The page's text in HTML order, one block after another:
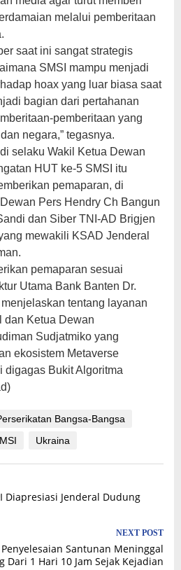
melalui pemberitaan
saat ini sangat strategis
SMSI mampu menjadi
hoax yang luar biasa saat
bagian dari pertahanan
pemberitaan yang
negara,” tegasnya.
selaku Wakil Ketua Dewan
HUT ke-5 SMSI itu
pemaparan, di
Pers Hendry Ch Bangun
dan Siber TNI-AD Brigjen
mewakili KSAD Jenderal
pemaparan sesuai
Utama Bank Banten Dr.
tentang layanan
dan Ketua Dewan
Sudjatmiko yang
ekosistem Metaverse
digagas Bukit Algoritma
Bangsa-Bangsa
Ukraina
Diapresiasi Jenderal Dudung
NEXT POST
Santunan Meninggal
Dari 1 Hari 10 Jam Sejak Kejadian